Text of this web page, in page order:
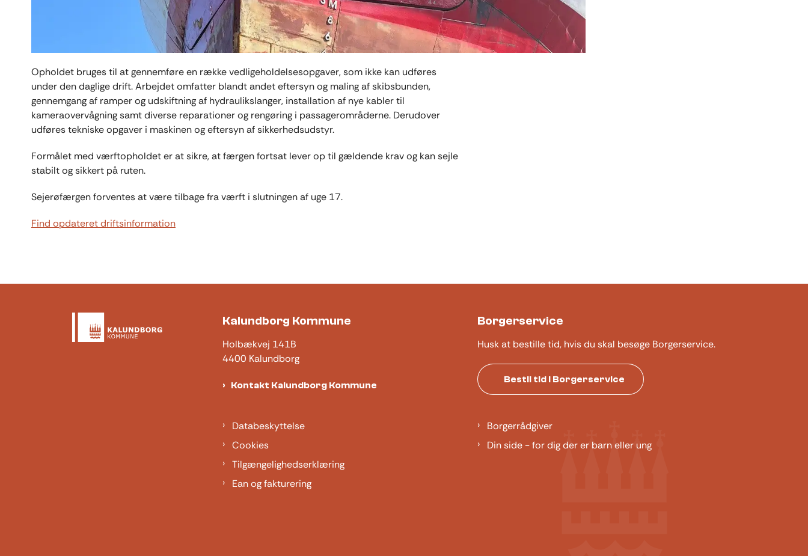
Opholdet bruges til at gennemføre en række vedligeholdelsesopgaver, som ikke kan udføres
under den daglige drift. Arbejdet omfatter blandt andet eftersyn og maling af skibsbunden,
gennemgang af ramper og udskiftning af hydraulikslanger, installation af nye kabler til
kameraovervågning samt diverse reparationer og rengøring i passagerområderne. Derudover
udføres tekniske opgaver i maskinen og eftersyn af sikkerhedsudstyr.
Formålet med værftopholdet er at sikre, at færgen fortsat lever op til gældende krav og kan sejle
stabilt og sikkert på ruten.
Sejerøfærgen forventes at være tilbage fra værft i slutningen af uge 17.
Find opdateret driftsinformation
Kalundborg Kommune
Holbækvej 141B
4400 Kalundborg
Kontakt Kalundborg Kommune
Borgerservice
Husk at bestille tid, hvis du skal besøge Borgerservice.
Bestil tid i Borgerservice
Databeskyttelse
Cookies
Tilgængelighedserklæring
Ean og fakturering
Borgerrådgiver
Din side - for dig der er barn eller ung